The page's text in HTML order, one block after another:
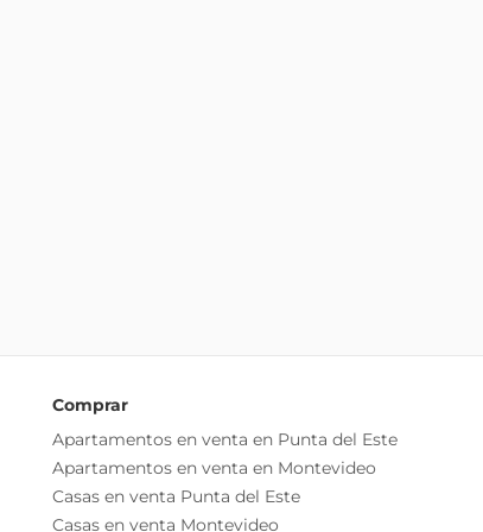
Comprar
Apartamentos en venta en Punta del Este
Apartamentos en venta en Montevideo
Casas en venta Punta del Este
Casas en venta Montevideo